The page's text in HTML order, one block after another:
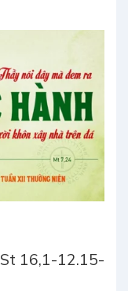
St 16,1-12.15-